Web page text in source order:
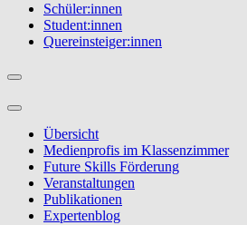
Schüler:innen
Student:innen
Quereinsteiger:innen
Übersicht
Medienprofis im Klassenzimmer
Future Skills Förderung
Veranstaltungen
Publikationen
Expertenblog